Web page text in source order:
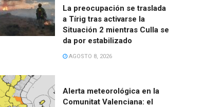
La preocupación se traslada
a Tírig tras activarse la
Situación 2 mientras Culla se
da por estabilizado
AGOSTO 8, 2026
Alerta meteorológica en la
Comunitat Valenciana: el